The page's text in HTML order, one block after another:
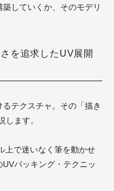
築していくか、そのモデリ
を追求したUV展開
テクスチャ。その「描き
します。
上で迷いなく筆を動かせ
パッキング・テクニッ